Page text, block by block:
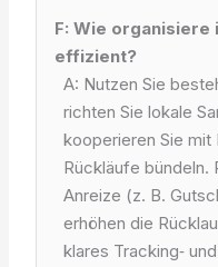
F: Wie
effizient?
A: Nutzen Sie
richten Sie lokale
kooperieren Sie
Rückläufe bündeln.
Anreize (z. B.
erhöhen die
klares Tracking‑